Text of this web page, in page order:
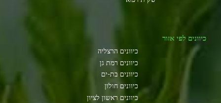
כיוונים לפי אזור
כיוונים הרצליה
כיוונים רמת גן
כיוונים בת-ים
כיוונים חולון
כיוונים ראשון לציון